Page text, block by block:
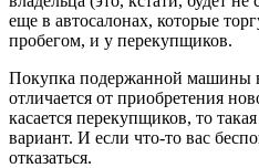
еще в автосалонах, которые
пробегом, и у перекупщиков.
Покупка подержанной машины
отличается от приобретения
касается перекупщиков, то
вариант. И если что-то вас
отказаться.